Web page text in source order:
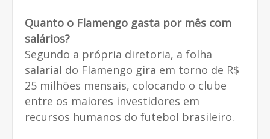
Quanto o Flamengo gasta por mês com
salários?
Segundo a própria diretoria, a folha
salarial do Flamengo gira em torno de R$
25 milhões mensais, colocando o clube
entre os maiores investidores em
recursos humanos do futebol brasileiro.